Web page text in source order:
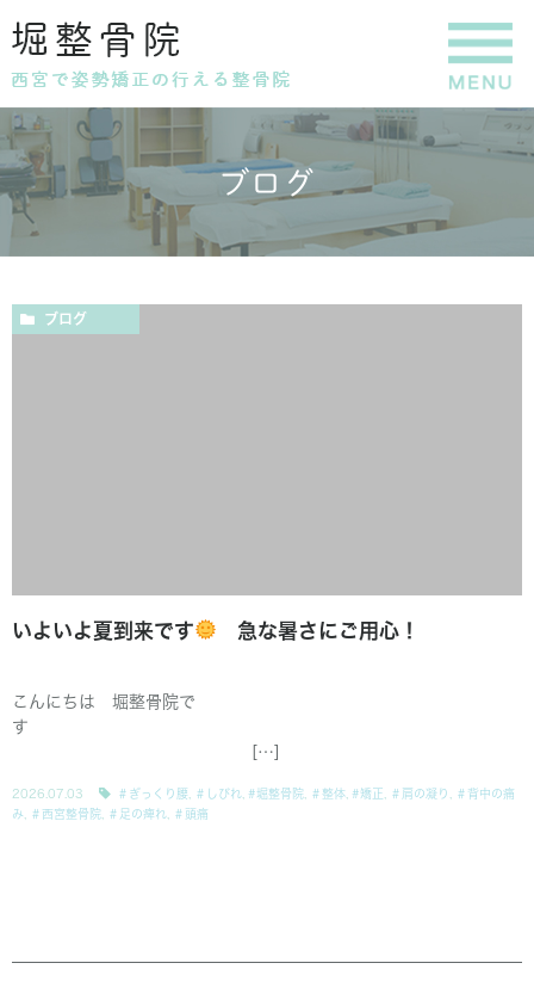
ブログ
ブログ
いよいよ夏到来です 急な暑さにご用心！
こんにちは 堀整骨院で
す
[…]
2026.07.03 ＃ぎっくり腰 ＃しびれ #堀整骨院 ＃整体 #矯正 ＃肩の凝り
＃背中の痛
み
＃西宮整骨院 ＃足の痺れ ＃頭痛